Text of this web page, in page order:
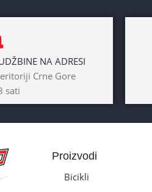
NA ADRESI
Crne Gore
sati
Proizvodi
Bicikli